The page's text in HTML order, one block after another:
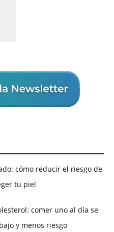
cómo reducir el riesgo de
tu piel
comer uno al día se
y menos riesgo